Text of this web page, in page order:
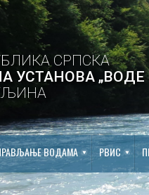
СРПСКА
УСТАНОВА „ВОДЕ
ВОДАМА РВИС